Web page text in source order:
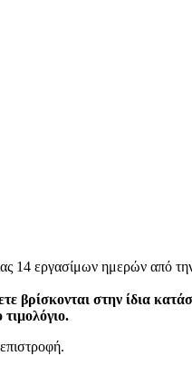
14 εργασίμων ημερών από
βρίσκονται στην ίδια